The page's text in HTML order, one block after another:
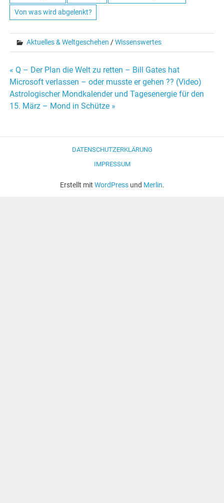
Von was wird abgelenkt?
Aktuelles & Weltgeschehen /Wissenswertes
Beitrags-
Navigation
« Q – Der Plan die Welt zu retten – Bill Gates hat
Microsoft verlassen – oder musste er gehen ?? (Video)
Astrologischer Mondkalender und Tagesenergie für den
15. März – Mond in Schütze »
DATENSCHUTZERKLÄRUNG
IMPRESSUM
Erstellt mit WordPressund Merlin.